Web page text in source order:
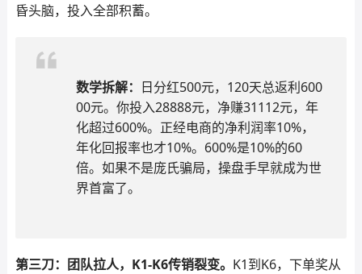
昏头脑，投入全部积蓄。
数学拆解： 日分红500元，120天总返利600
00元。你投入28888元，净赚31112元，年
化超过600%。正经电商的净利润率10%，
年化回报率也才10%。600%是10%的60
倍。如果不是庞氏骗局，操盘手早就成为世
界首富了。
第三刀：团队拉人，K1-K6传销裂变。 K1到K6，下单奖从